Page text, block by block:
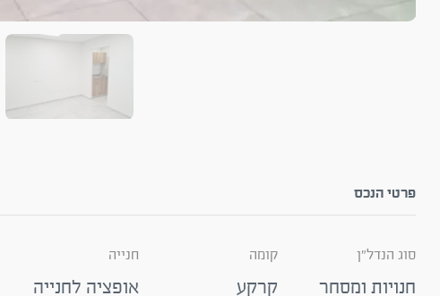
פרטי הנכס
סוג הנדל"ן
חנויות ומסחר
קומה
קרקע
חנייה
אופציה לחנייה